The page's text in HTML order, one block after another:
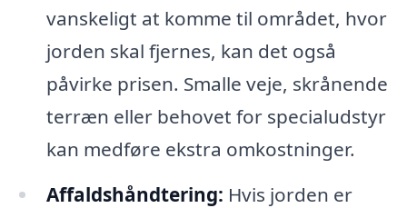
vanskeligt at komme til området, hvor
jorden skal fjernes, kan det også
påvirke prisen. Smalle veje, skrånende
terræn eller behovet for specialudstyr
kan medføre ekstra omkostninger.
Affaldshåndtering: Hvis jorden er